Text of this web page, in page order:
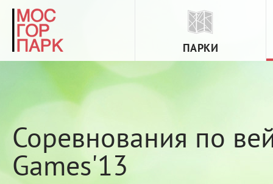
ПАРКИ
Соревнования по
Games'13